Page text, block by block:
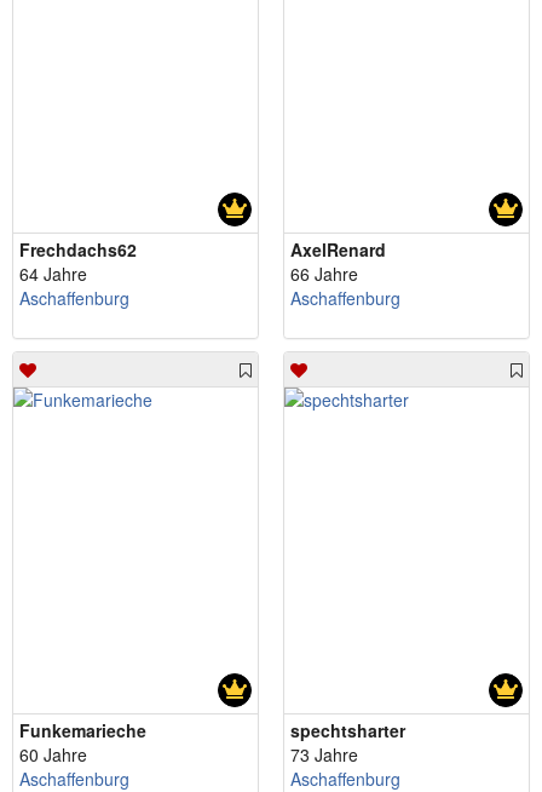
Frechdachs62
64 Jahre
Aschaffenburg
AxelRenard
66 Jahre
Aschaffenburg
Funkemarieche
60 Jahre
Aschaffenburg
spechtsharter
73 Jahre
Aschaffenburg